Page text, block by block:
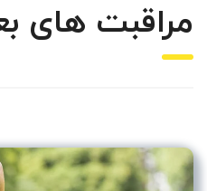
مراقبت های